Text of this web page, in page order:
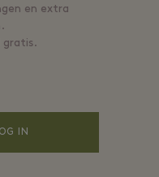
en extra
gratis.
IN